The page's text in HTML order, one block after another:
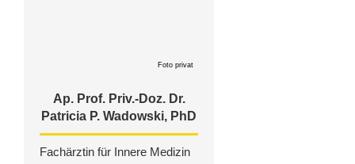
Foto privat
Ap. Prof. Priv.-Doz. Dr.
Patricia P. Wadowski, PhD
Fachärztin für Innere Medizin